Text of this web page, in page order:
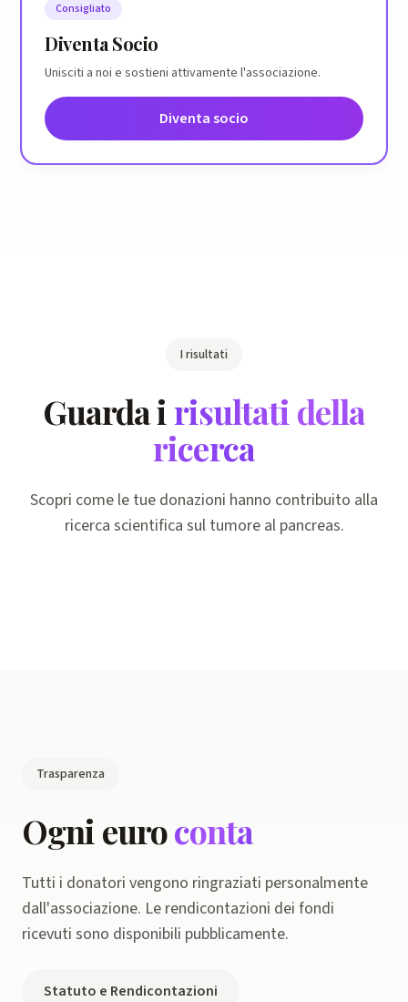
Consigliato
Diventa Socio
Unisciti a noi e sostieni attivamente l'associazione.
Diventa socio
I risultati
Guarda i risultati della
ricerca
Scopri come le tue donazioni hanno contribuito alla
ricerca scientifica sul tumore al pancreas.
Trasparenza
Ogni euroconta
Tutti i donatori vengono ringraziati personalmente
dall'associazione. Le rendicontazioni dei fondi
ricevuti sono disponibili pubblicamente.
Statuto e Rendicontazioni